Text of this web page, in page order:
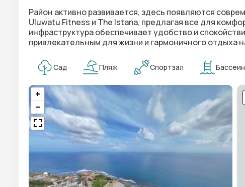
Район активно развивается, здесь появляются
Uluwatu Fitness и The Istana, предлагая все для
инфраструктура обеспечивает удобство и
привлекательным для жизни и гармоничного отдыха
Сад Пляж Спортзал Бассеин